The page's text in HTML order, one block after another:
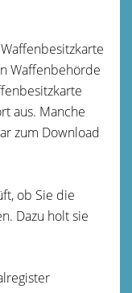
Waffenbehörde
aus. Manche
zum Download
ob Sie die
Dazu holt sie